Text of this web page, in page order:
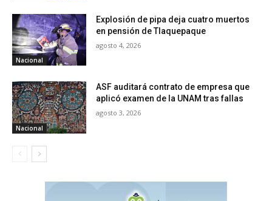
Nacional
Explosión de pipa deja cuatro muertos
en pensión de Tlaquepaque
agosto 4, 2026
Nacional
ASF auditará contrato de empresa que
aplicó examen de la UNAM tras fallas
agosto 3, 2026